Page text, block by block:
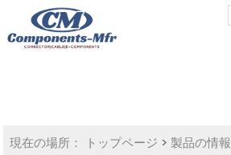
現在の場所： トップページ >製品の情報